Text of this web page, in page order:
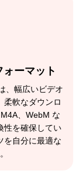
ーマット
、幅広いビデオ
柔軟なダウンロ
、WebM な
性を確保してい
を自分に最適な